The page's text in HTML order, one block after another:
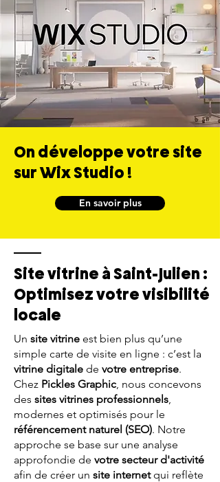
On développe votre site
sur Wix Studio !
En savoir plus
Site vitrine à Saint-Julien :
Optimisez votre visibilité
locale
Un site vitrine est bien plus qu’une
simple carte de visite en ligne : c’est la
vitrine digitale de votre entreprise.
Chez Pickles Graphic, nous concevons
des sites vitrines professionnels,
modernes et optimisés pour le
référencement naturel (SEO). Notre
approche se base sur une analyse
approfondie de votre secteur d'activité
afin de créer un site internetqui reflète